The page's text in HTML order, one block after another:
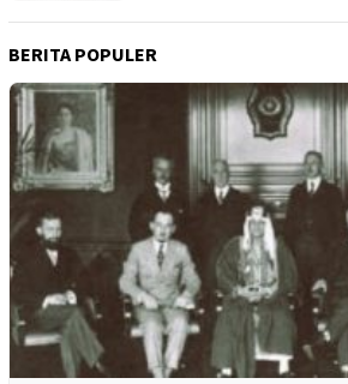
BERITA POPULER